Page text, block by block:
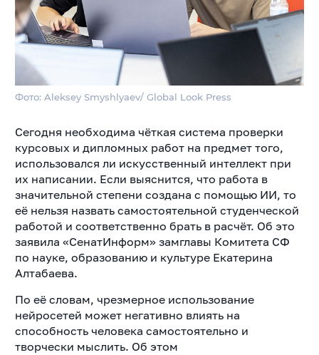
Фото: Aleksey Smyshlyaev/ Global Look Press
Сегодня необходима чёткая система проверки
курсовых и дипломных работ на предмет того,
использовался ли искусственный интеллект при
их написании. Если выяснится, что работа в
значительной степени создана с помощью ИИ, то
её нельзя назвать самостоятельной студенческой
работой и соответственно брать в расчёт. Об это
заявила «СенатИнформ» замглавы Комитета СФ
по науке, образованию и культуре Екатерина
Алтабаева.
По её словам, чрезмерное использование
нейросетей может негативно влиять на
способность человека самостоятельно и
творчески мыслить. Об этом